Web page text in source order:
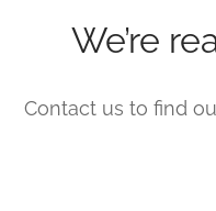
We’re
Contact us to find